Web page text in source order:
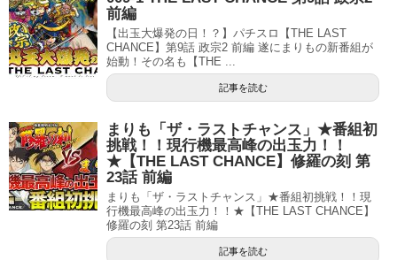
前編
【出玉大爆発の日！？】パチスロ【THE LAST
CHANCE】第9話 政宗2 前編 遂にまりもの新番組が
始動！その名も【THE ...
記事を読む
まりも「ザ・ラストチャンス」★番組初
挑戦！！現行機最高峰の出玉力！！
★【THE LAST CHANCE】修羅の刻 第
23話 前編
まりも「ザ・ラストチャンス」★番組初挑戦！！現
行機最高峰の出玉力！！★【THE LAST CHANCE】
修羅の刻 第23話 前編
記事を読む